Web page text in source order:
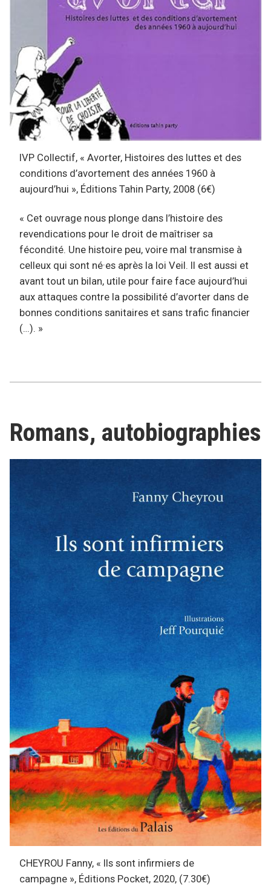
IVP Collectif, « Avorter, Histoires des luttes et des
conditions d’avortement des années 1960 à
aujourd’hui », Éditions Tahin Party, 2008 (6€)
« Cet ouvrage nous plonge dans l’histoire des
revendications pour le droit de maîtriser sa
fécondité. Une histoire peu, voire mal transmise à
celleux qui sont né·es après la loi Veil. Il est aussi et
avant tout un bilan, utile pour faire face aujourd’hui
aux attaques contre la possibilité d’avorter dans de
bonnes conditions sanitaires et sans trafic financier
(…). »
Romans, autobiographies
CHEYROU Fanny, « Ils sont infirmiers de
campagne », Éditions Pocket, 2020, (7.30€)